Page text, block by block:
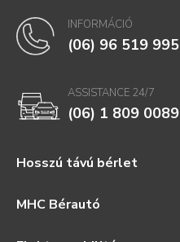
Hosszú távú bérlet
MHC Bérautó
INFORMÁCIÓ
(06) 96 519 995
ASSISTANCE 24/7
(06) 1 809 0089